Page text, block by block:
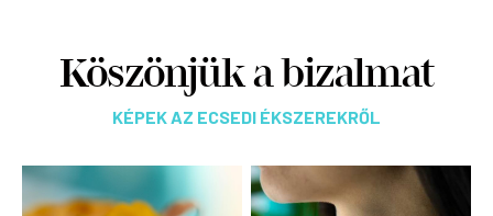
Köszönjük a bizalmat
KÉPEK AZ ECSEDI ÉKSZEREKRŐL